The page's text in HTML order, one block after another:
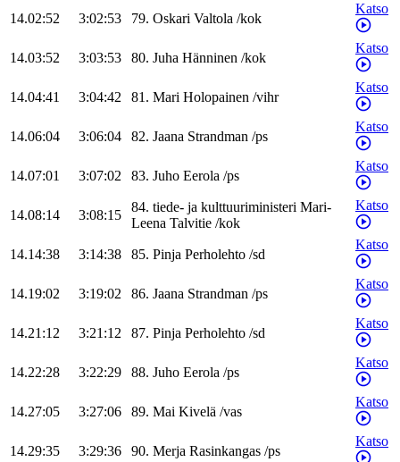
14.02:52 3:02:53 79. Oskari Valtola /kok
Katso
14.03:52 3:03:53 80. Juha Hänninen /kok
Katso
14.04:41 3:04:42 81. Mari Holopainen /vihr
Katso
14.06:04 3:06:04 82. Jaana Strandman /ps
Katso
14.07:01 3:07:02 83. Juho Eerola /ps
Katso
14.08:14 3:08:15
84. tiede- ja kulttuuriministeri Mari-
Leena Talvitie /kok
Katso
14.14:38 3:14:38 85. Pinja Perholehto /sd
Katso
14.19:02 3:19:02 86. Jaana Strandman /ps
Katso
14.21:12 3:21:12 87. Pinja Perholehto /sd
Katso
14.22:28 3:22:29 88. Juho Eerola /ps
Katso
14.27:05 3:27:06 89. Mai Kivelä /vas
Katso
14.29:35 3:29:36 90. Merja Rasinkangas /ps
Katso